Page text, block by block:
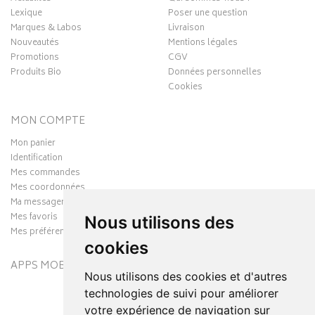
Nous utilisons des
cookies
Nous utilisons des cookies et d'autres
technologies de suivi pour améliorer
votre expérience de navigation sur
Lexique
Marques & Labos
Nouveautés
Promotions
Produits Bio
Poser une question
Livraison
Mentions légales
CGV
Données personnelles
Cookies
MON COMPTE
Mon panier
Identification
Mes commandes
Mes coordonnées
Ma messagerie
Mes favoris
Mes préférences Cookies
APPS MOBILES